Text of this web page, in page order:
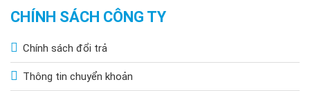
CHÍNH SÁCH CÔNG TY
Chính sách đổi trả
Thông tin chuyển khoản